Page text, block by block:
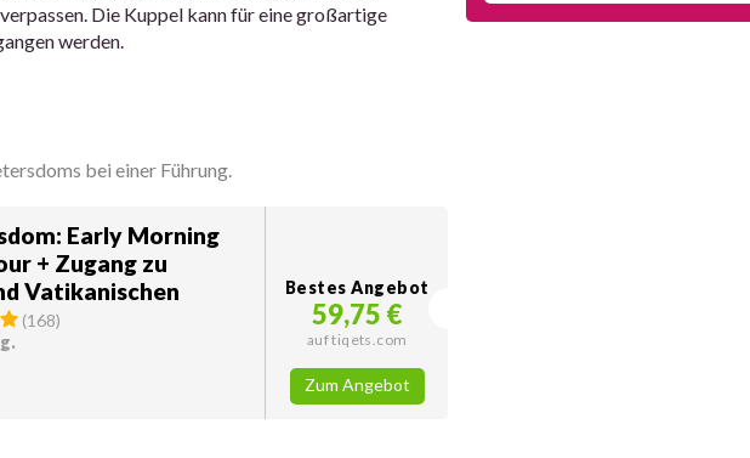
Die Kuppel kann für eine großartige
werden.
bei einer Führung.
Early Morning
+ Zugang zu
Vatikanischen
(168)
Bestes Angebot
59,75 €
auf tiqets.com
Zum Angebot